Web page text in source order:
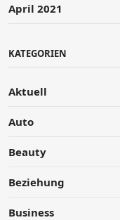
April 2021
KATEGORIEN
Aktuell
Auto
Beauty
Beziehung
Business